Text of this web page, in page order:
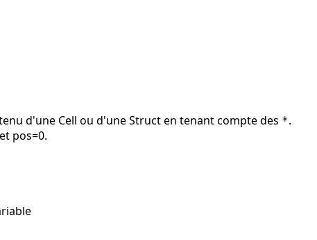
d'une Cell ou d'une Struct en tenant compte des *.
pos=0.